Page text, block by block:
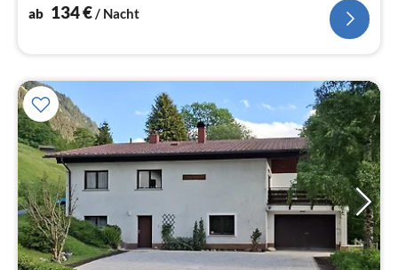
ab 134€/ Nacht